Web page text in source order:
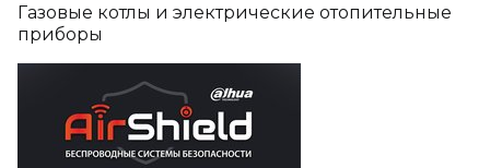
Газовые котлы и электрические отопительные
приборы